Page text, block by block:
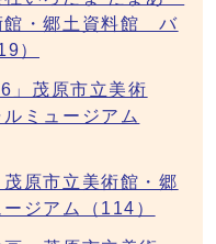
館・郷土資料館 バ
）
」茂原市立美術
ミュージアム
茂原市立美術館・郷
ジアム（114）